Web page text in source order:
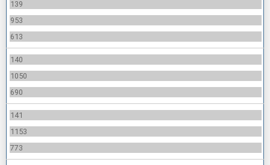
139
953
613
140
1050
690
141
1153
773